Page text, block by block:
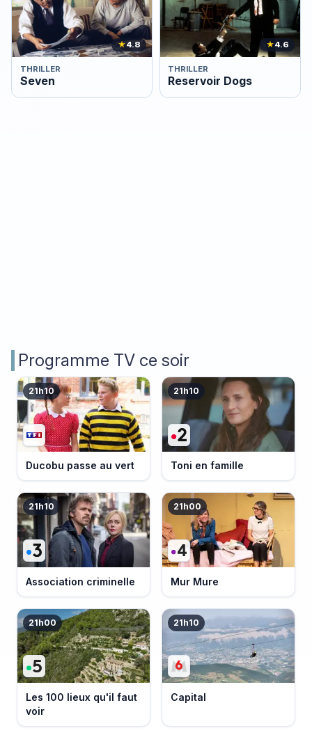
★4.8
THRILLER
Seven
★4.6
THRILLER
Reservoir Dogs
Programme TV ce soir
21h10
Ducobu passe au vert
21h10
Toni en famille
21h10
Association criminelle
21h00
Mur Mure
21h00
Les 100 lieux qu'il faut
voir
21h10
Capital